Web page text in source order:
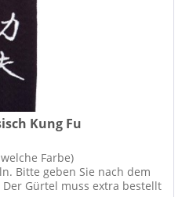
Kung Fu
Farbe)
Bitte geben Sie nach dem
Gürtel muss extra bestellt